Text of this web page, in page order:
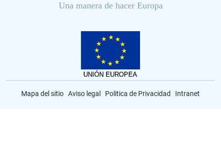
Una manera de hacer Europa
Mapa del sitio Aviso legal Politica de Privacidad Intranet